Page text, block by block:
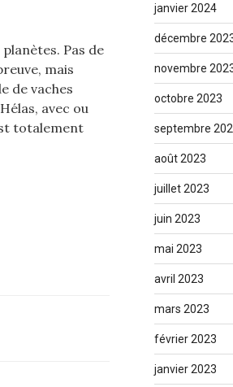
Pas de
mais
de vaches
avec ou
totalement
janvier 2024
décembre
novembre
octobre 2023
septembre
août 2023
juillet 2023
juin 2023
mai 2023
avril 2023
mars 2023
février 2023
janvier 2023